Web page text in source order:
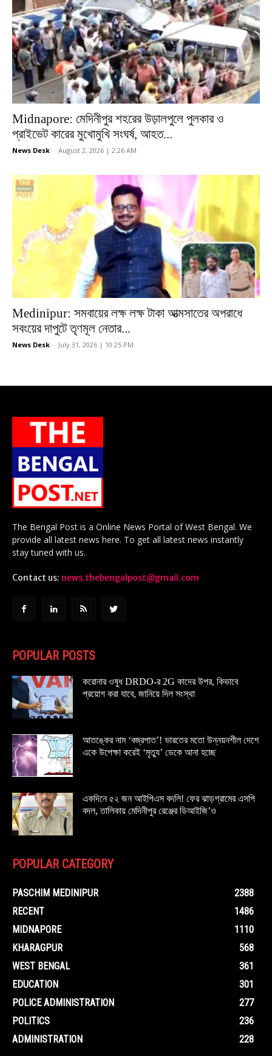
Midnapore: মেদিনীপুর শহরের উড়ালপুলে পুলকার ও
প্রাইভেট কারের মুখোমুখি সংঘর্ষ, আহত...
News Desk - August 2, 2026 | 2:26 AM
Medinipur: সমবায়ের লক্ষ লক্ষ টাকা আত্মসাতের অপরাধে
সবংয়ের দাপুটে তৃণমূল নেতার...
News Desk - July 31, 2026 | 10:25 PM
The Bengal Post is a Online News Portal of West Bengal. We
provide all latest news here. To get all latest news instantly
stay tuned with us.
Contact us: news.thebengalpost@gmail.com
POPULAR POSTS
করোনার ওষুধ DRDO-র 2G কাদের উপর, কিভাবে
প্রয়োগ করা যাবে, জানিয়ে দিল সংস্থা
আতঙ্কের নাম ‘বজ্রপাত’! ভারতের মতো উন্নয়নশীল দেশে
একে উপেক্ষা করেই ‘মৃত্যু’ ডেকে আনা হচ্ছে
একদিনে ৫২ জন আইপিএস বদলি! ফের ঝাড়গ্রামের এসপি
বদল, তালিকায় মেদিনীপুর রেঞ্জের ডিআইজি’ও
POPULAR CATEGORY
PASCHIM MEDINIPUR
2388
RECENT
1486
MIDNAPORE
1110
KHARAGPUR
568
WEST BENGAL
361
EDUCATION
301
POLICE ADMINISTRATION
277
POLITICS
236
ADMINISTRATION
228